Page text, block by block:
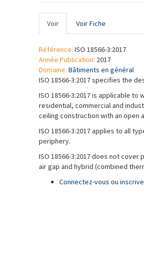
Onglets
principaux
Voir (onglet
actif)
Voir Fiche
Référence: ISO 18566-3:2017
Année Publication: 2017
Domaine: Bâtiments en général
ISO 18566-3:2017 specifies the
ISO 18566-3:2017 is applicable
residential, commercial and
ceiling construction with an open
ISO 18566-3:2017 applies to all
periphery.
ISO 18566-3:2017 does not
air gap and hybrid (combined
Connectez-vous ou